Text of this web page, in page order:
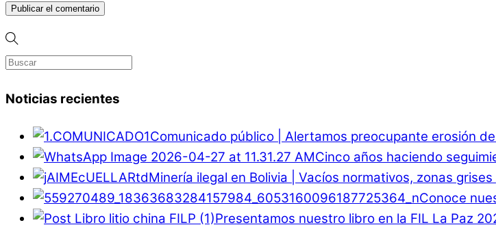
Noticias recientes
Comunicado público | Alertamos preocupante erosión
Cinco años haciendo
Minería ilegal en Bolivia | Vacíos normativos, zonas
Conoce
Presentamos nuestro libro en la FIL La Paz